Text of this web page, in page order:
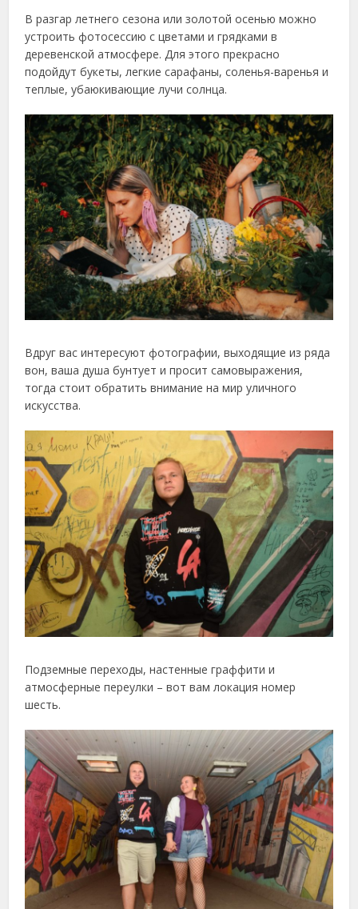
В разгар летнего сезона или золотой осенью можно
устроить фотосессию с цветами и грядками в
деревенской атмосфере. Для этого прекрасно
подойдут букеты, легкие сарафаны, соленья-варенья и
теплые, убаюкивающие лучи солнца.
Вдруг вас интересуют фотографии, выходящие из ряда
вон, ваша душа бунтует и просит самовыражения,
тогда стоит обратить внимание на мир уличного
искусства.
Подземные переходы, настенные граффити и
атмосферные переулки – вот вам локация номер
шесть.